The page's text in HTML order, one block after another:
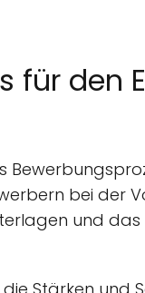
für den
bei der
und das